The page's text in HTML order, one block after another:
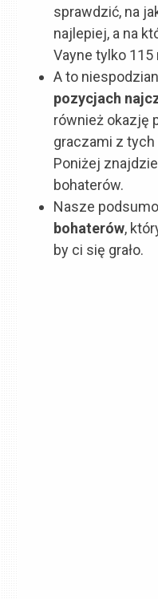
sprawdzić, na
najlepiej, a na
Vayne tylko 115
A to
pozycjach
również okazję
graczami z
Poniżej
bohaterów.
Nasze
bohaterów,
by ci się grało.